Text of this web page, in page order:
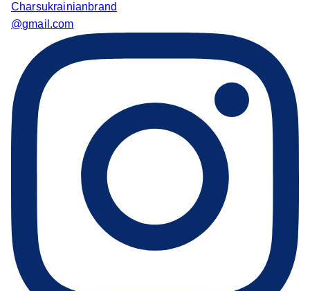
Charsukrainianbrand
@gmail.com